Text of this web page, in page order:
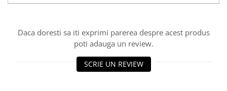
Daca doresti sa iti exprimi parerea despre acest produs
poti adauga un review.
SCRIE UN REVIEW